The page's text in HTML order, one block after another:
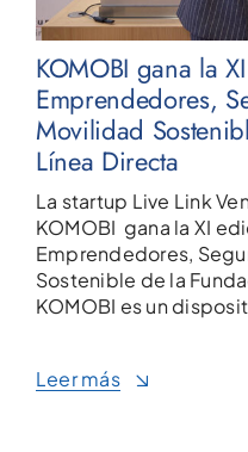
KOMOBI gana la
Emprendedores,
Movilidad
Línea Directa
La startup Live Link
KOMOBI gana la XI
Emprendedores,
Sostenible de la
KOMOBI es un
Leer más